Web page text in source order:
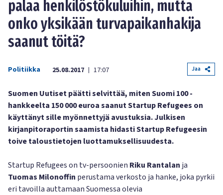
palaa henkilöstökuluihin, mutta
onko yksikään turvapaikanhakija
saanut töitä?
Politiikka 25.08.2017 | 17:07 Jaa
Suomen Uutiset päätti selvittää, miten Suomi 100 -
hankkeelta 150 000 euroa saanut Startup Refugees on
käyttänyt sille myönnettyjä avustuksia. Julkisen
kirjanpitoraportin saamista hidasti Startup Refugeesin
toive taloustietojen luottamuksellisuudesta.
Startup Refugees on tv-persoonien Riku Rantalan ja
Tuomas Milonoffin perustama verkosto ja hanke, joka pyrkii
eri tavoilla auttamaan Suomessa olevia